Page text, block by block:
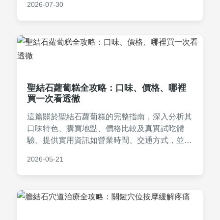
關疑問。
2026-07-30
聖結石蘿蔔糕全攻略：口味、價格、哪裡
買一次看透徹
這篇關於聖結石蘿蔔糕的完整指南，深入分析其
口味特色、購買地點、價格比較及真實試吃體
驗。提供實用資訊如營業時間、交通方式，並解
愛好者還是初次嘗試，都能找到所需全部資訊。
2026-05-21